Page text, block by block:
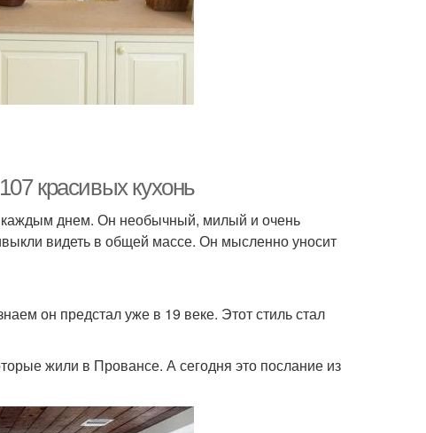
красивых кухонь
каждым днем. Он необычный, милый и очень
видеть в общей массе. Он мысленно уносит
он предстал уже в 19 веке. Этот стиль стал
жили в Провансе. А сегодня это послание из